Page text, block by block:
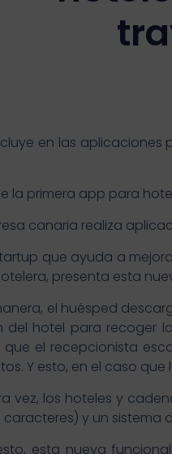
en las
la primera app para
canaria realiza
que ayuda a
presenta esta
el huésped
del hotel para recoger
que el recepcionista
Y esto, en el caso
vez, los hoteles y
y un sistema
esta nueva